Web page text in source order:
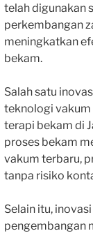
telah digunakan
perkembangan
meningkatkan
bekam.
Salah satu
teknologi vakum
terapi bekam di
proses bekam
vakum terbaru,
tanpa risiko
Selain itu,
pengembangan